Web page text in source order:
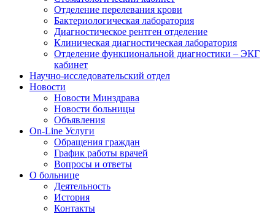
Отделение перелевания крови
Бактериологическая лаборатория
Диагностическое рентген отделение
Клиническая диагностическая лаборатория
Отделение функциональной диагностики – ЭКГ
кабинет
Научно-исследовательский отдел
Новости
Новости Минздрава
Новости больницы
Объявления
On-Line Услуги
Обращения граждан
График работы врачей
Вопросы и ответы
О больнице
Деятельность
История
Контакты